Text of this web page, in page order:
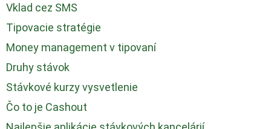
Vklad cez SMS
Tipovacie stratégie
Money management v tipovaní
Druhy stávok
Stávkové kurzy vysvetlenie
Čo to je Cashout